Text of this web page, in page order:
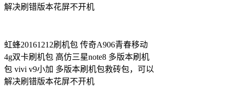
解决刷错版本花屏不开机
虹蜂20161212刷机包 传奇A906青春移动
4g双卡刷机包 高仿三星note8 多版本刷机
包 vivi v9小加 多版本刷机包救砖包，可以
解决刷错版本花屏不开机